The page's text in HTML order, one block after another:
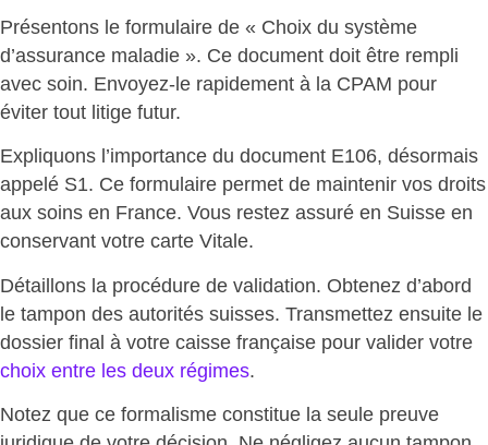
Présentons le formulaire de « Choix du système
d’assurance maladie ». Ce document doit être rempli
avec soin. Envoyez-le rapidement à la CPAM pour
éviter tout litige futur.
Expliquons l’importance du document E106, désormais
appelé S1. Ce formulaire permet de maintenir vos droits
aux soins en France. Vous restez assuré en Suisse en
conservant votre carte Vitale.
Détaillons la procédure de validation. Obtenez d’abord
le tampon des autorités suisses. Transmettez ensuite le
dossier final à votre caisse française pour valider votre
choix entre les deux régimes.
Notez que ce formalisme constitue la seule preuve